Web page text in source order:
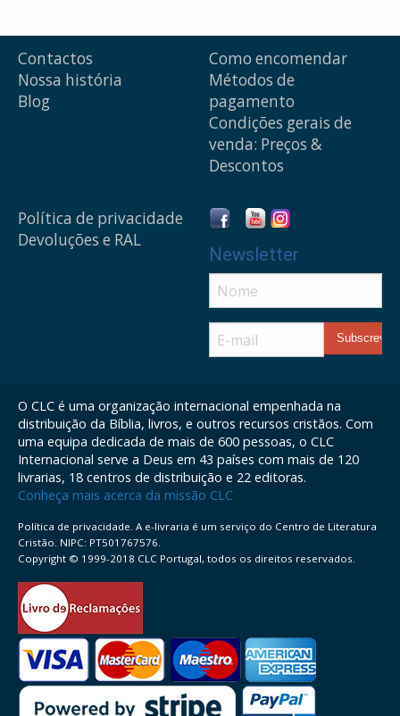
Contactos
Nossa história
Blog
Como encomendar
Métodos de
pagamento
Condições gerais de
venda: Preços &
Descontos
Política de privacidade
Devoluções e RAL
Newsletter
O CLC é uma organização internacional empenhada na
distribuição da Bíblia, livros, e outros recursos cristãos. Com
uma equipa dedicada de mais de 600 pessoas, o CLC
Internacional serve a Deus em 43 países com mais de 120
livrarias, 18 centros de distribuição e 22 editoras.
Conheça mais acerca da missão CLC
Política de privacidade. A e-livraria é um serviço do Centro de Literatura
Cristão. NIPC: PT501767576.
Copyright © 1999-2018 CLC Portugal, todos os direitos reservados.